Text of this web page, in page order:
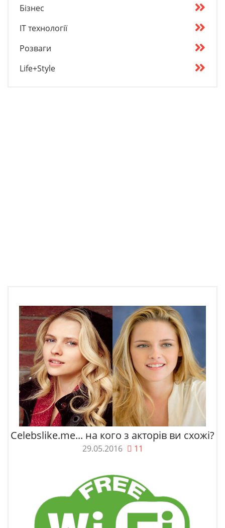
Бізнес
IT технології
Розваги
Life+Style
Celebslike.me... на кого з акторів ви схожі?
29.05.2016 11